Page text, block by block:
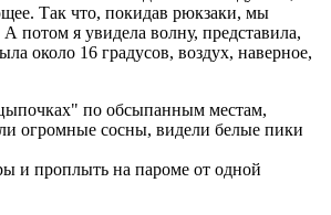
Так что, покидав рюкзаки, мы
потом я увидела волну, представила,
около 16 градусов, воздух, наверное,
по обсыпанным местам,
огромные сосны, видели белые пики
и проплыть на пароме от одной